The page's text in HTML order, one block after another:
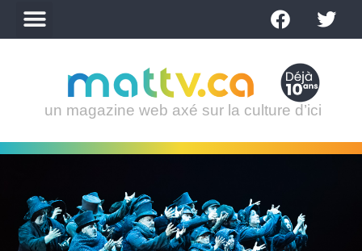
un magazine web axé sur la culture d’ici